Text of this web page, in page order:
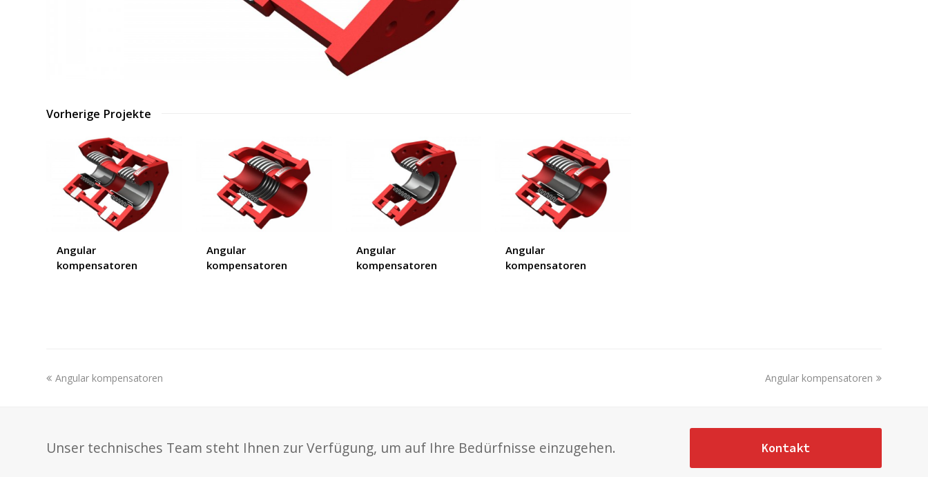
Vorherige Projekte
Angular
kompensatoren
Angular
kompensatoren
Angular
kompensatoren
Angular
kompensatoren
previous
Angular kompensatoren
next
Angular kompensatoren
Unser technisches Team steht Ihnen zur Verfügung, um auf Ihre Bedürfnisse einzugehen. Kontakt